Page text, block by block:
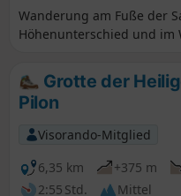
Wanderung am Fuße der
Höhenunterschied und im
Grotte der
Pilon
Visorando-Mitglied
6,35 km
+375 m
2:55 Std.
Mittel